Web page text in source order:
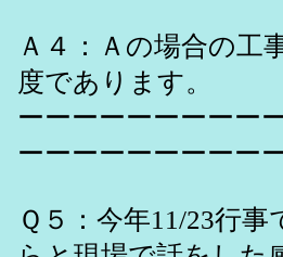
Ａ４：Ａの場合の工
度であります。
ーーーーーーーーー
ーーーーーーーーー
Ｑ５：今年11/23行